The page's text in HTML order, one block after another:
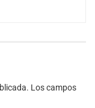
Los campos